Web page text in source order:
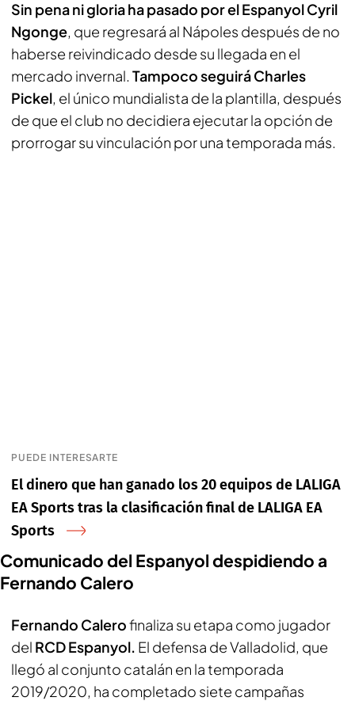
Sin pena ni gloria ha pasado por el Espanyol Cyril
Ngonge, que regresará al Nápoles después de no
haberse reivindicado desde su llegada en el
mercado invernal. Tampoco seguirá Charles
Pickel, el único mundialista de la plantilla, después
de que el club no decidiera ejecutar la opción de
prorrogar su vinculación por una temporada más.
PUEDE INTERESARTE
El dinero que han ganado los 20 equipos de LALIGA
EA Sports tras la clasificación final de LALIGA EA
Sports
Comunicado del Espanyol despidiendo a
Fernando Calero
Fernando Calerofinaliza su etapa como jugador
del RCD Espanyol. El defensa de Valladolid, que
llegó al conjunto catalán en la temporada
2019/2020, ha completado siete campañas